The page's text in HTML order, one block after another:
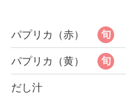
パプリカ（赤）
パプリカ（黄）
だし汁